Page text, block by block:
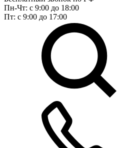
Пн-Чт: с 9:00 до 18:00
Пт: с 9:00 до 17:00